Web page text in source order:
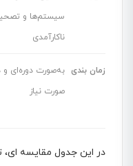
سیستم‌ها و
ناکارآمدی
زمان بندی به‌صورت دوره‌ای و
صورت نیاز
در این جدول مقایسه